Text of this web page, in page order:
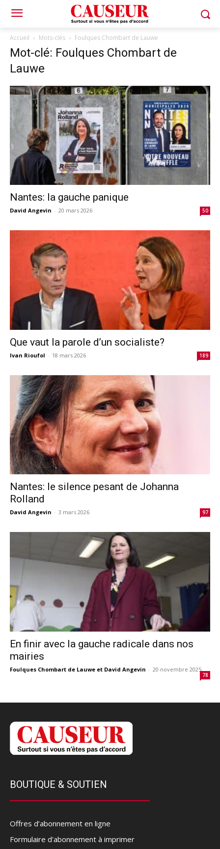
Accueil Mots-clés Foulques Chombart de Lauwe
Mot-clé: Foulques Chombart de
Lauwe
Nantes: la gauche panique
David Angevin - 20 mars 2026 50
Que vaut la parole d’un socialiste?
Ivan Rioufol - 18 mars 2026 189
Nantes: le silence pesant de Johanna
Rolland
David Angevin - 3 mars 2026 97
En finir avec la gauche radicale dans nos
mairies
Foulques Chombart de Lauwe et David Angevin - 20 novembre 2025
78
BOUTIQUE & SOUTIEN
Offres d’abonnement en ligne
Formulaire d'abonnement à imprimer